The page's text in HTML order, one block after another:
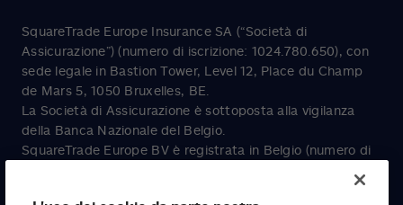
SquareTrade Europe Insurance SA (“Società di
Assicurazione”) (numero di iscrizione: 1024.780.650), con
sede legale in Bastion Tower, Level 12, Place du Champ
de Mars 5, 1050 Bruxelles, BE.
La Società di Assicurazione è sottoposta alla vigilanza
della Banca Nazionale del Belgio.
SquareTrade Europe BV è registrata in Belgio (numero di